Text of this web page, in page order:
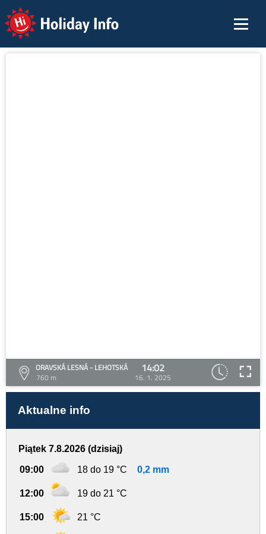
Holiday Info
ORAVSKÁ LESNÁ - LEHOTSKÁ
760 m
14:02
16. 1. 2025
Aktualne info
Piątek 7.8.2026 (dzisiaj)
09:00 18 do 19 °C 0,2 mm
12:00 19 do 21 °C
15:00 21 °C